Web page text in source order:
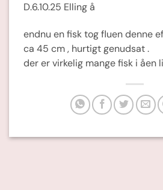
D.6.10.25 Elling å
endnu en fisk tog fluen denne
ca 45 cm , hurtigt genudsat .
der er virkelig mange fisk i åen